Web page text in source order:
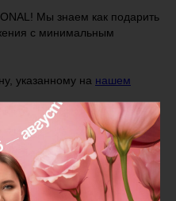
Мы знаем как подарить
с минимальным
указанному на нашем